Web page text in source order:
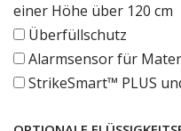
einer Höhe über 120 cm
Überfüllschutz
Alarmsensor für
StrikeSmart™ PLUS